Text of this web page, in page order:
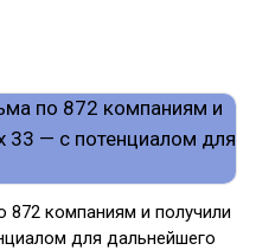
872 компаниям и получили
для дальнейшего